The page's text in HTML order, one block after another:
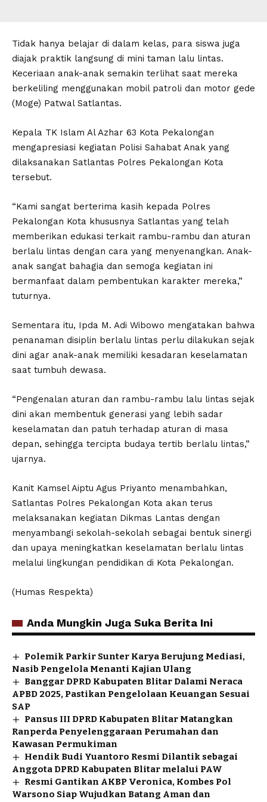
Tidak hanya belajar di dalam kelas, para siswa juga
diajak praktik langsung di mini taman lalu lintas.
Keceriaan anak-anak semakin terlihat saat mereka
berkeliling menggunakan mobil patroli dan motor gede
(Moge) Patwal Satlantas.
Kepala TK Islam Al Azhar 63 Kota Pekalongan
mengapresiasi kegiatan Polisi Sahabat Anak yang
dilaksanakan Satlantas Polres Pekalongan Kota
tersebut.
“Kami sangat berterima kasih kepada Polres
Pekalongan Kota khususnya Satlantas yang telah
memberikan edukasi terkait rambu-rambu dan aturan
berlalu lintas dengan cara yang menyenangkan. Anak-
anak sangat bahagia dan semoga kegiatan ini
bermanfaat dalam pembentukan karakter mereka,”
tuturnya.
Sementara itu, Ipda M. Adi Wibowo mengatakan bahwa
penanaman disiplin berlalu lintas perlu dilakukan sejak
dini agar anak-anak memiliki kesadaran keselamatan
saat tumbuh dewasa.
“Pengenalan aturan dan rambu-rambu lalu lintas sejak
dini akan membentuk generasi yang lebih sadar
keselamatan dan patuh terhadap aturan di masa
depan, sehingga tercipta budaya tertib berlalu lintas,”
ujarnya.
Kanit Kamsel Aiptu Agus Priyanto menambahkan,
Satlantas Polres Pekalongan Kota akan terus
melaksanakan kegiatan Dikmas Lantas dengan
menyambangi sekolah-sekolah sebagai bentuk sinergi
dan upaya meningkatkan keselamatan berlalu lintas
melalui lingkungan pendidikan di Kota Pekalongan.
(Humas Respekta)
Anda Mungkin Juga Suka Berita Ini
Polemik Parkir Sunter Karya Berujung Mediasi,
Nasib Pengelola Menanti Kajian Ulang
Banggar DPRD Kabupaten Blitar Dalami Neraca
APBD 2025, Pastikan Pengelolaan Keuangan Sesuai
SAP
Pansus III DPRD Kabupaten Blitar Matangkan
Ranperda Penyelenggaraan Perumahan dan
Kawasan Permukiman
Hendik Budi Yuantoro Resmi Dilantik sebagai
Anggota DPRD Kabupaten Blitar melalui PAW
Resmi Gantikan AKBP Veronica, Kombes Pol
Warsono Siap Wujudkan Batang Aman dan